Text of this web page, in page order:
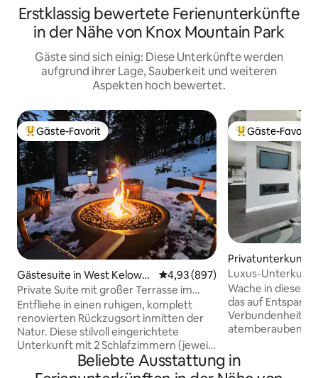
Erstklassig bewertete Ferienunterkünfte
in der Nähe von Knox Mountain Park
Gäste sind sich einig: Diese Unterkünfte werden
aufgrund ihrer Lage, Sauberkeit und weiteren
Aspekten hoch bewertet.
Beliebter Gäste-Favorit.
Gäste-Favorit
Gästesuite in West Kelown
a
Durchschnittliche Bewertung:
4,93 (897)
Private Suite mit großer Terrasse im
Herzen von Okanagan
Entfliehe in einen ruhigen, komplett
renovierten Rückzugsort inmitten der
Natur. Diese stilvoll eingerichtete
Unterkunft mit 2 Schlafzimmern (jeweils
mit Kingsize-Bett) und 2 Bädern bietet
eine atemberaubende Aussicht auf den
Beliebter Gäste-
Gäste-Favorit
Privatunterkunft
lowna
Luxus-
Wache in diesem
das auf
Verbundenheit
Schlafzimmern
Badezimmern,
Beliebte Ausstattung in